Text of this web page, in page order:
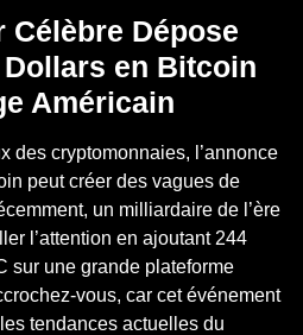
Dépose
en Bitcoin
Américain
des cryptomonnaies, l’annonce
peut créer des vagues de
un milliardaire de l’ère
l’attention en ajoutant 244
sur une grande plateforme
vous, car cet événement
tendances actuelles du